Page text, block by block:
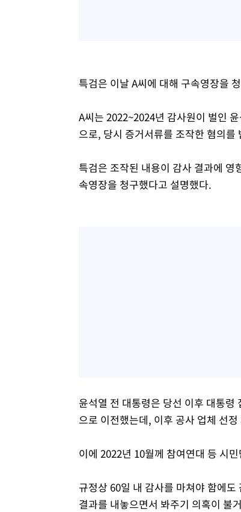
특검은 이날 A씨에 대해 구속영장을
A씨는 2022~2024년 감사원이 벌인
으로, 당시 증거서류를 조작한 혐의를
특검은 조작된 내용이 감사 결과에
속영장을 청구했다고 설명했다.
윤석열 전 대통령은 당선 이후 대통
으로 이전했는데, 이후 공사 업체 선
이에 2022년 10월께 참여연대 등 시
규정상 60일 내 감사를 마쳐야 함에
결과를 내놓으면서 봐주기 의혹이 불